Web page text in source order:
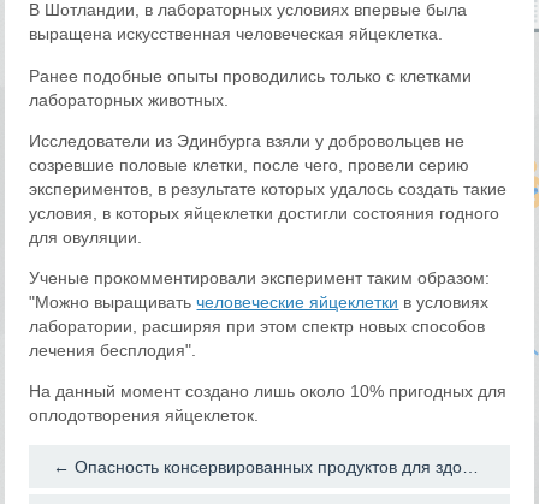
В Шотландии, в лабораторных условиях впервые была
выращена искусственная человеческая яйцеклетка.
Ранее подобные опыты проводились только с клетками
лабораторных животных.
Исследователи из Эдинбурга взяли у добровольцев не
созревшие половые клетки, после чего, провели серию
экспериментов, в результате которых удалось создать такие
условия, в которых яйцеклетки достигли состояния годного
для овуляции.
Ученые прокомментировали эксперимент таким образом:
"Можно выращиватьчеловеческие яйцеклетки в условиях
лаборатории, расширяя при этом спектр новых способов
лечения бесплодия".
На данный момент создано лишь около 10% пригодных для
оплодотворения яйцеклеток.
← Опасность консервированных продуктов для здоровья мужчины